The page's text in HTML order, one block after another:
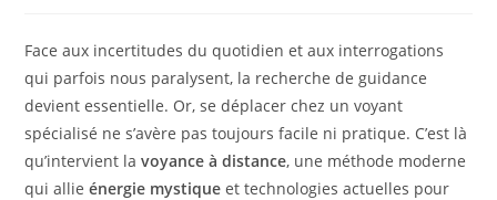
publication :
Face aux incertitudes du quotidien et aux interrogations
qui parfois nous paralysent, la recherche de guidance
devient essentielle. Or, se déplacer chez un voyant
spécialisé ne s’avère pas toujours facile ni pratique. C’est là
qu’intervient lavoyance à distance, une méthode moderne
qui allieénergie mystique et technologies actuelles pour